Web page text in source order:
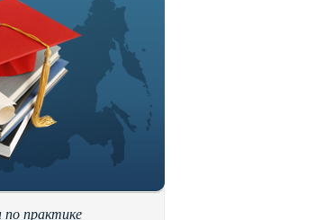
практике